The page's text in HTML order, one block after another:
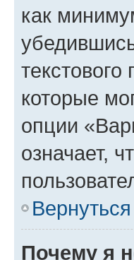
как
которые
опции
означает,
Почему я